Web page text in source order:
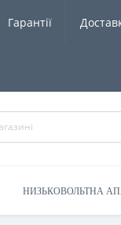
Гарантії
НИЗЬКОВОЛЬТНА